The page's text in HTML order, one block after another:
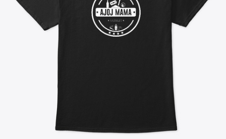
Venda em todo lugar